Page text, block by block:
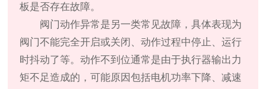
板是否存在故障。
阀门动作异常是另一类常见故障，具体表现为
阀门不能完全开启或关闭、动作过程中停止、运行
时抖动了等。动作不到位通常是由于执行器输出力
矩不足造成的，可能原因包括电机功率下降、减速